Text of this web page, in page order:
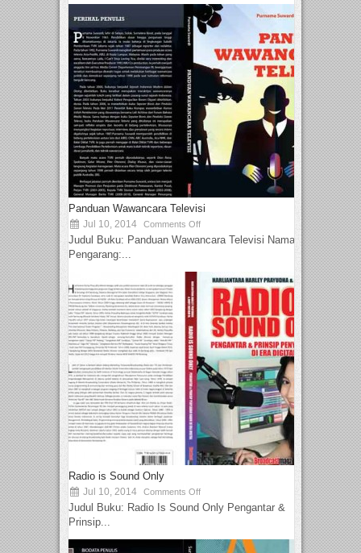
Panduan Wawancara Televisi
Jul 10, 2014 Comments Off
Judul Buku: Panduan Wawancara Televisi Nama
Pengarang:...
Radio is Sound Only
Jul 10, 2014 Comments Off
Judul Buku: Radio Is Sound Only Pengantar &
Prinsip...